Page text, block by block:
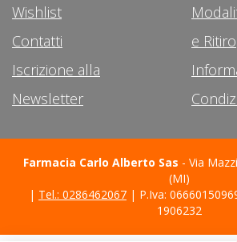
Wishlist
Contatti
Iscrizione alla
Newsletter
e Ritiro
Farmacia Carlo Alberto Sas - Via
(MI)
| Tel.: 0286462067 | P.Iva:
1906232